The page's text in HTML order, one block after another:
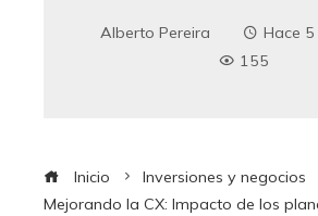
Alberto Pereira
Hace 5
155
Inicio
Inversiones y negocios
Mejorando la CX: Impacto de los